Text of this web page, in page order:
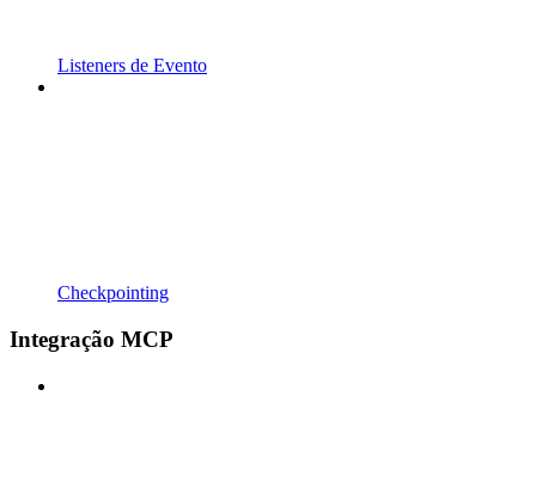
Listeners de Evento
Checkpointing
Integração MCP